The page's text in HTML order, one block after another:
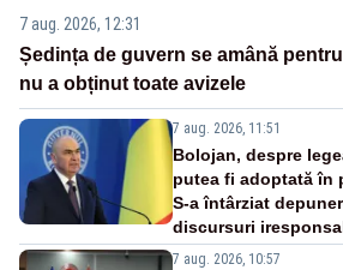
7 aug. 2026, 12:31
Ședința de guvern se amână
nu a obținut toate avizele
7 aug. 2026, 11:51
Bolojan, despre
putea fi adoptată în
S-a întârziat
discursuri
7 aug. 2026, 10:57